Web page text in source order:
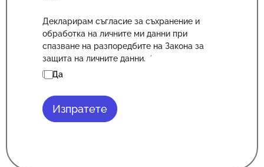
Декларирам съгласие за съхранение и
обработка на личните ми данни при
спазване на разпоредбите на Закона за
защита на личните данни.
Да
Изпратете